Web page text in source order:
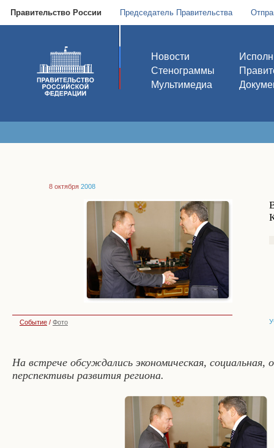
Правительство России Председатель Правительства
Новости
Стенограммы
Мультимедиа
8 октября 2008
Событие / Фото
На встрече обсуждались экономическая,
перспективы развития региона.